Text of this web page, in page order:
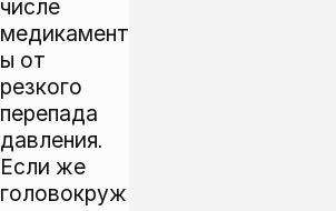
числе
медикамент
ы от
резкого
перепада
давления.
Если же
головокруж